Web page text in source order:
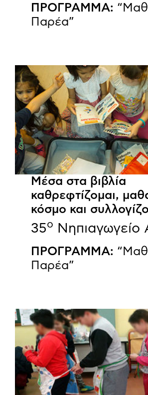
ΠΡΟΓΡΑΜΜΑ:
Παρέα”
Μέσα στα βιβλία
καθρεφτίζομαι,
κόσμο και
35ο Νηπιαγωγείο
ΠΡΟΓΡΑΜΜΑ:
Παρέα”